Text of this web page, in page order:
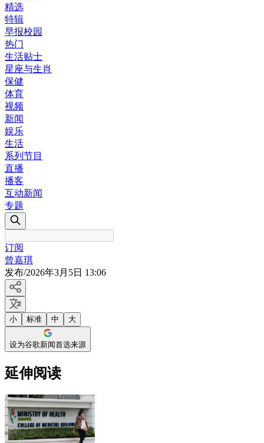
精选
特辑
早报校园
热门
生活贴士
星座与生肖
保健
体育
视频
新闻
娱乐
生活
系列节目
直播
播客
互动新闻
专题
订阅
曾嘉琪
发布/2026年3月5日 13:06
小 标准 中 大
设为谷歌新闻首选来源
延伸阅读